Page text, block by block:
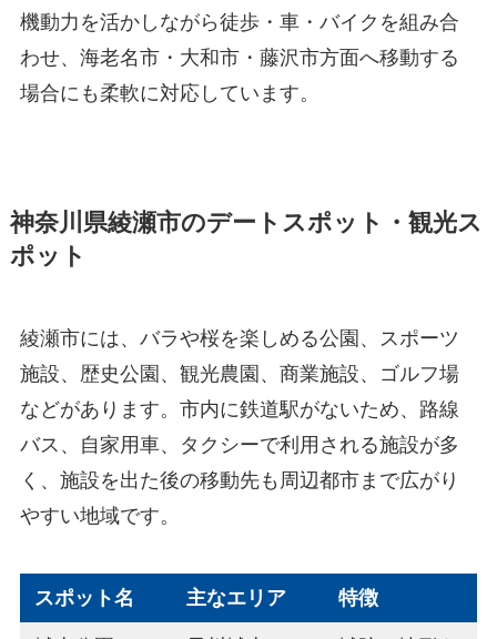
機動力を活かしながら徒歩・車・バイクを組み合
わせ、海老名市・大和市・藤沢市方面へ移動する
場合にも柔軟に対応しています。
神奈川県綾瀬市のデートスポット・観光ス
ポット
綾瀬市には、バラや桜を楽しめる公園、スポーツ
施設、歴史公園、観光農園、商業施設、ゴルフ場
などがあります。市内に鉄道駅がないため、路線
バス、自家用車、タクシーで利用される施設が多
く、施設を出た後の移動先も周辺都市まで広がり
やすい地域です。
スポット名 主なエリア 特徴